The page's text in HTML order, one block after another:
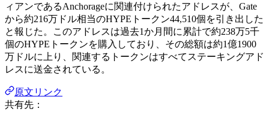
ィアンであるAnchorageに関連付けられたアドレスが、Gate
から約216万ドル相当のHYPEトークン44,510個を引き出した
と報じた。このアドレスは過去1か月間に累計で約238万5千
個のHYPEトークンを購入しており、その総額は約1億1900
万ドルに上り、関連するトークンはすべてステーキングアド
レスに送金されている。
原文リンク
共有先：